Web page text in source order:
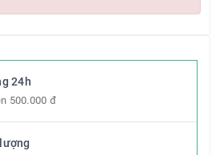
24h
500.000 đ